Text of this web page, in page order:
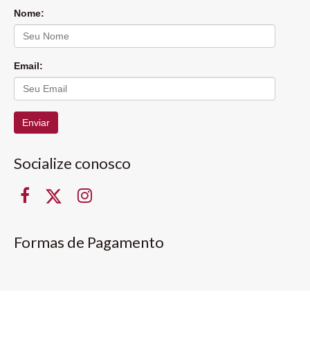
Nome:
Email:
Enviar
Socialize conosco
Formas de Pagamento